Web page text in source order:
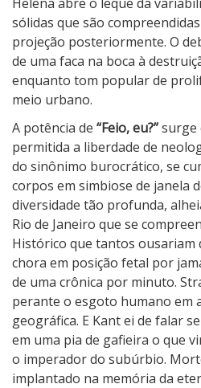
sólidas que são
projeção posteriormente. O
de uma faca na boca à
enquanto tom popular de
meio urbano.
A potência de “Feio, eu?”surge
permitida a liberdade de
do sinônimo burocrático, se
corpos em simbiose de janela
diversidade tão profunda,
Rio de Janeiro que se
Histórico que tantos ousariam
chora em posição fetal por
de uma crônica por minuto.
perante o esgoto humano em
geográfica. E Kant ei de falar
em uma pia de gafieira o que
o imperador do subúrbio.
implantado na memória da